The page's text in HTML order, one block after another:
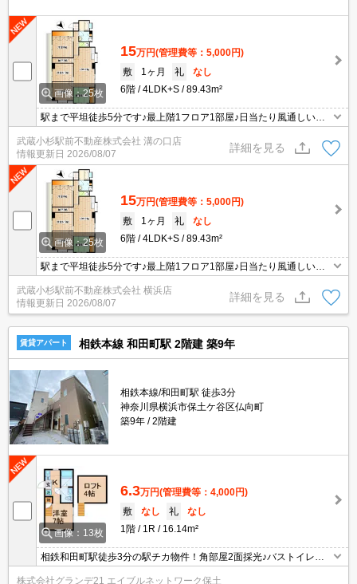
画像：25枚
15万円(管理費等：5,000円)
敷
1ヶ月 礼
なし
6階
4LDK+S 89.43m²
駅まで平坦徒歩5分です♪最上階1フロア1部屋♪日当たり風通しいい
です♪
武蔵小杉駅前不動産株式会社 溝の口店
情報更新日 2026/08/07
詳細を見る
画像：25枚
15万円(管理費等：5,000円)
敷
1ヶ月 礼
なし
6階
4LDK+S 89.43m²
駅まで平坦徒歩5分です♪最上階1フロア1部屋♪日当たり風通しいい
です♪
武蔵小杉駅前不動産株式会社 横浜店
情報更新日 2026/08/07
詳細を見る
賃貸アパート 相鉄本線 和田町駅 2階建 築9年
相鉄本線/和田町駅 徒歩3分
神奈川県横浜市保土ケ谷区仏向町
築9年
2階建
画像：13枚
6.3万円(管理費等：4,000円)
敷
なし 礼
なし
1階
1R 16.14m²
相鉄和田町駅徒歩3分の駅チカ物件！角部屋2面採光♪バストイレ
別、浴室乾燥機、独立洗面台、温水洗浄便座、2口IHコンロ、TVモ
株式会社グランデ21 エイブルネットワーク保土